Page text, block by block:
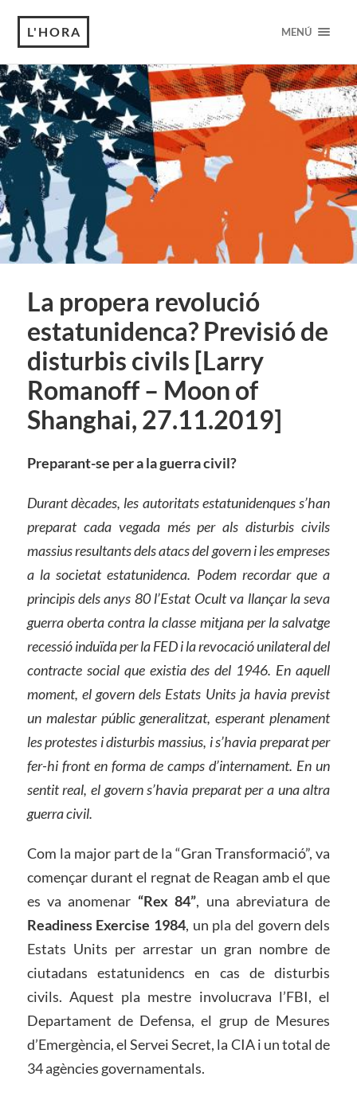
L'HORA MENÚ
La propera revolució
estatunidenca? Previsió de
disturbis civils [Larry
Romanoff – Moon of
Shanghai, 27.11.2019]
Preparant-se perala guerra civil?
Durant dècades, les autoritats estatunidenques s’han
preparat cada vegada més per als disturbis civils
massius resultants dels atacs del govern i les empreses
a la societatestatunidenca. Podem recordar que a
principis dels anys 80 l’Estat Ocult va llançar la seva
guerra oberta contra la classe mitjana per la salvatge
recessió induïda per la FED i la revocació unilateral del
contracte social que existia des del 1946. En aquell
moment, el govern dels Estats Units ja havia previst
un malestar públic generalitzat, esperant plenament
les protestes i disturbis massius, i s’havia preparat per
fer-hi front en forma de camps d’internament. En un
sentit real, el govern s’havia preparat per a una altra
guerra civil.
Com la major part de la “Gran Transformació”, va
començar durant el regnat de Reagan amb el que
es va anomenar “Rex 84”, una abreviatura de
Readiness Exercise 1984, un pla del govern dels
Estats Units per arrestar un gran nombre de
ciutadans estatunidencs en cas de disturbis
civils. Aquest pla mestre involucrava l’FBI, el
Departament de Defensa, el grup de Mesures
d’Emergència, el Servei Secret, la CIA i un total de
34 agències governamentals.